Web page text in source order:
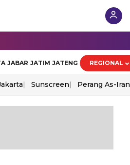
JABAR JATIM JATENG REGIONAL
Sunscreen Perang As-Iran